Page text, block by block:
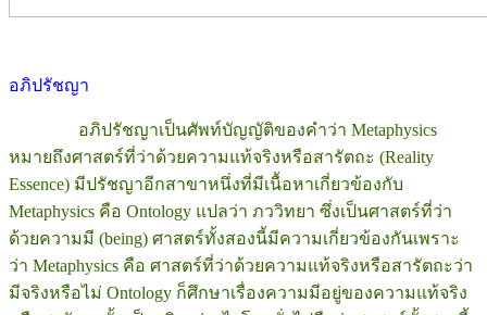
อภิปรัชญา
อภิปรัชญาเป็นศัพท์บัญญัติของคำว่า Metaphysics
หมายถึงศาสตร์ที่ว่าด้วยความแท้จริงหรือสารัตถะ (Reality
Essence) มีปรัชญาอีกสาขาหนึ่งที่มีเนื้อหาเกี่ยวข้องกับ
Metaphysics คือ Ontology แปลว่า ภววิทยา ซึ่งเป็นศาสตร์ที่ว่า
ด้วยความมี (being) ศาสตร์ทั้งสองนี้มีความเกี่ยวข้องกันเพราะ
ว่า Metaphysics คือ ศาสตร์ที่ว่าด้วยความแท้จริงหรือสารัตถะว่า
มีจริงหรือไม่ Ontology ก็ศึกษาเรื่องความมีอยู่ของความแท้จริง